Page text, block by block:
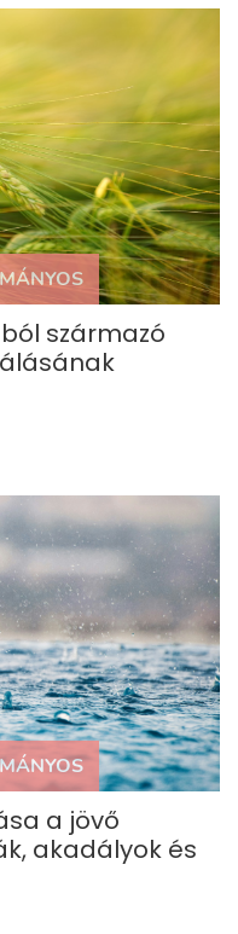
származó
a jövő
akadályok és